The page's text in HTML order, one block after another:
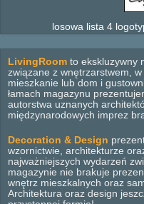
losowa lista 4
LivingRoom to ekskluzywny
związane z wnętrzarstwem,
mieszkanie lub dom i
łamach magazynu
autorstwa uznanych
międzynarodowych imprez
Decoration & Design
wzornictwie, architekturze
najważniejszych wydarzeń
magazynie nie brakuje
wnętrz mieszkalnych oraz
Architektura oraz design